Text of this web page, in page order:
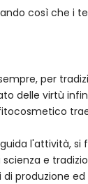
così che i
per
delle virtù
l'attività, si
e
di produzione